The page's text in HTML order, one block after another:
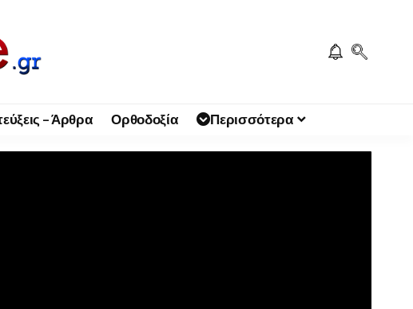
– Άρθρα Ορθοδοξία Περισσότερα